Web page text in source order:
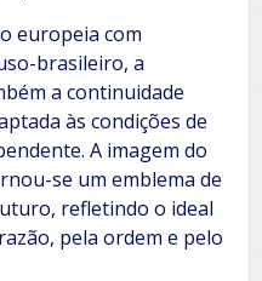
europeia com
brasileiro, a
a continuidade
às condições de
A imagem do
se um emblema de
refletindo o ideal
pela ordem e pelo